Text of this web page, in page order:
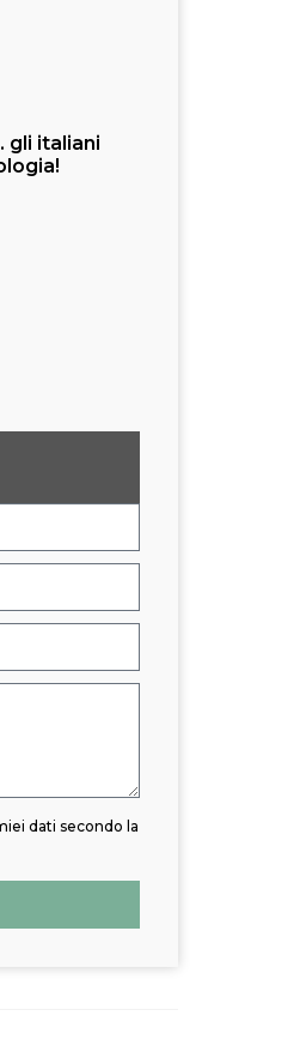
gli italiani
dati secondo la